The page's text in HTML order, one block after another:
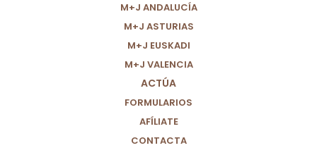
M+J ANDALUCÍA
M+J ASTURIAS
M+J EUSKADI
M+J VALENCIA
ACTÚA
FORMULARIOS
AFÍLIATE
CONTACTA